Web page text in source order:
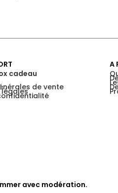
cadeau
de vente
légales
A
avec modération.